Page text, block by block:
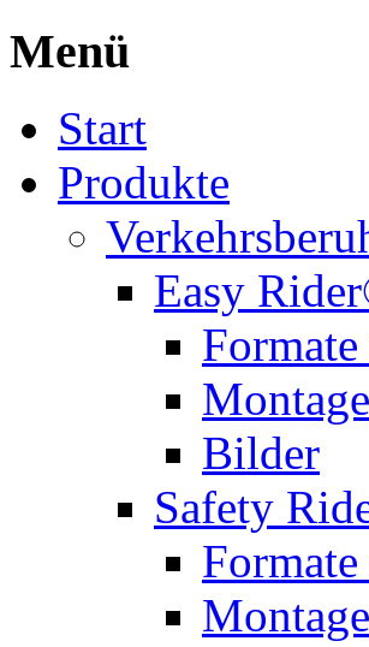
Menü
Start
Produkte
Easy
Montage
Bilder
Safety
Montage